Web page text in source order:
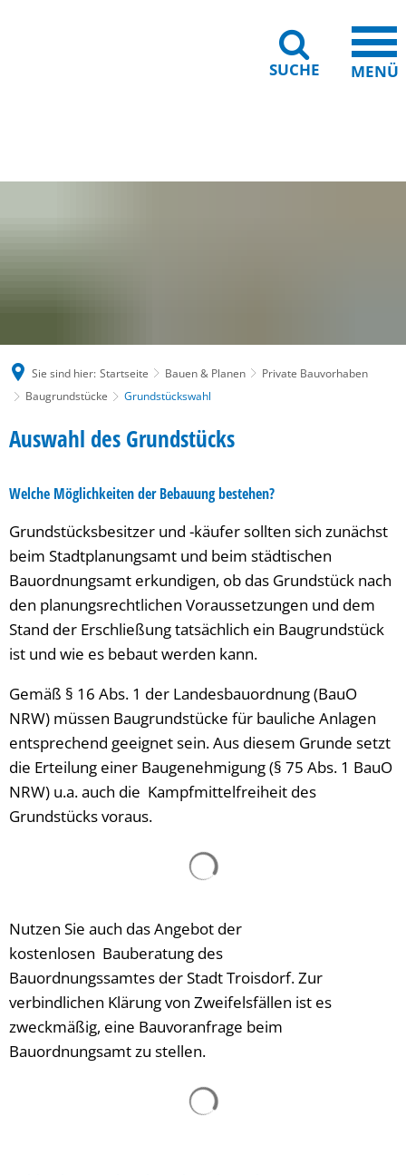
SUCHE MENÜ
Sie sind hier: Startseite Bauen & Planen
Private Bauvorhaben
Baugrundstücke
Grundstückswahl
Grundstückswahl
Auswahl des Grundstücks
Welche Möglichkeiten der Bebauung bestehen?
Grundstücksbesitzer und -käufer sollten sich zunächst
beim Stadtplanungsamt und beim städtischen
Bauordnungsamt erkundigen, ob das Grundstück nach
den planungsrechtlichen Voraussetzungen und dem
Stand der Erschließung tatsächlich ein Baugrundstück
ist und wie es bebaut werden kann.
Gemäß § 16 Abs. 1 der Landesbauordnung (BauO
NRW) müssen Baugrundstücke für bauliche Anlagen
entsprechend geeignet sein. Aus diesem Grunde setzt
die Erteilung einer Baugenehmigung (§ 75 Abs. 1 BauO
NRW) u.a. auch die Kampfmittelfreiheit des
Grundstücks voraus.
Nutzen Sie auch das Angebot der
kostenlosen Bauberatung des
Bauordnungssamtes der Stadt Troisdorf. Zur
verbindlichen Klärung von Zweifelsfällen ist es
zweckmäßig, eine Bauvoranfrage beim
Bauordnungsamt zu stellen.